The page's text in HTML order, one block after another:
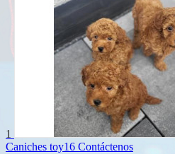
1
Caniches toy16 Contáctenos